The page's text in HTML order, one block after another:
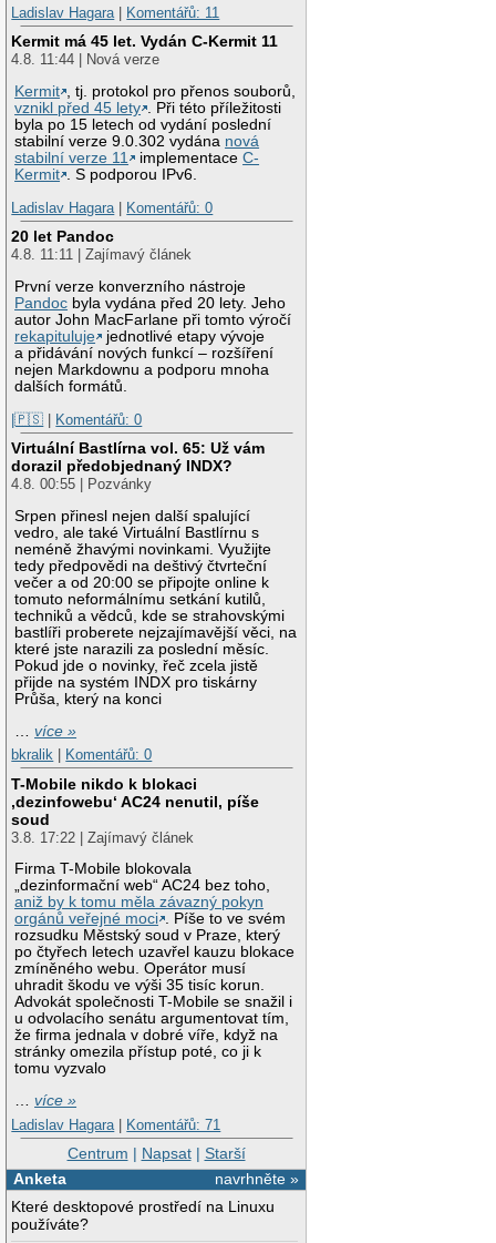
Ladislav Hagara | Komentářů: 11
Kermit má 45 let. Vydán C-Kermit 11
4.8. 11:44 | Nová verze
Kermit , tj. protokol pro přenos souborů,
vznikl před 45 lety . Při této příležitosti
byla po 15 letech od vydání poslední
stabilní verze 9.0.302 vydána nová
stabilní verze 11
implementaceC-
Kermit . S podporou IPv6.
Ladislav Hagara | Komentářů: 0
20 let Pandoc
4.8. 11:11 | Zajímavý článek
První verze konverzního nástroje
Pandoc byla vydána před 20 lety. Jeho
autor John MacFarlane při tomto výročí
rekapituluje
jednotlivé etapy vývoje
a přidávání nových funkcí – rozšíření
nejen Markdownu a podporu mnoha
dalších formátů.
|🇵🇸 | Komentářů: 0
Virtuální Bastlírna vol. 65: Už vám
dorazil předobjednaný INDX?
4.8. 00:55 | Pozvánky
Srpen přinesl nejen další spalující
vedro, ale také Virtuální Bastlírnu s
neméně žhavými novinkami. Využijte
tedy předpovědi na deštivý čtvrteční
večer a od 20:00 se připojte online k
tomuto neformálnímu setkání kutilů,
techniků a vědců, kde se strahovskými
bastlíři proberete nejzajímavější věci, na
které jste narazili za poslední měsíc.
Pokud jde o novinky, řeč zcela jistě
přijde na systém INDX pro tiskárny
Průša, který na konci
…více »
bkralik
Komentářů: 0
T-Mobile nikdo k blokaci
‚dezinfowebu‘ AC24 nenutil, píše
soud
3.8. 17:22 | Zajímavý článek
Firma T-Mobile blokovala
„dezinformační web“ AC24 bez toho,
aniž by k tomu měla závazný pokyn
orgánů veřejné moci . Píše to ve svém
rozsudku Městský soud v Praze, který
po čtyřech letech uzavřel kauzu blokace
zmíněného webu. Operátor musí
uhradit škodu ve výši 35 tisíc korun.
Advokát společnosti T-Mobile se snažil i
u odvolacího senátu argumentovat tím,
že firma jednala v dobré víře, když na
stránky omezila přístup poté, co ji k
tomu vyzvalo
…více »
Ladislav Hagara | Komentářů: 71
Centrum | Napsat| Starší
navrhněte »
Anketa
Které desktopové prostředí na Linuxu
používáte?